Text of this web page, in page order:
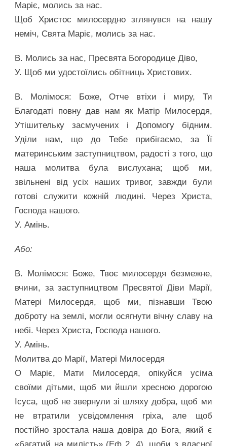
Маріє, молись за нас.
Щоб Христос милосердно зглянувся на нашу
неміч, Свята Маріє, молись за нас.
В. Молись за нас, Пресвята Богородице Діво,
У. Щоб ми удостоїлись обітниць Христових.
В. Молімося: Боже, Отче втіхи і миру, Ти
Благодаті повну дав нам як Матір Милосердя,
Утішительку засмучених і Допомогу бідним.
Уділи нам, що до Тебе прибігаємо, за Її
материнським заступництвом, радості з того, що
наша молитва була вислухана; щоб ми,
звільнені від усіх наших тривог, завжди були
готові служити кожній людині. Через Христа,
Господа нашого.
У. Амінь.
Або:
В. Молімося: Боже, Твоє милосердя безмежне,
вчини, за заступництвом Пресвятої Діви Марії,
Матері Милосердя, щоб ми, пізнавши Твою
доброту на землі, могли осягнути вічну славу на
небі. Через Христа, Господа нашого.
У. Амінь.
Молитва до Марії, Матері Милосердя
О Маріє, Мати Милосердя, опікуйся усіма
своїми дітьми, щоб ми йшли хресною дорогою
Ісуса, щоб не звернули зі шляху добра, щоб ми
не втратили усвідомлення гріха, але щоб
постійно зростала наша довіра до Бога, який є